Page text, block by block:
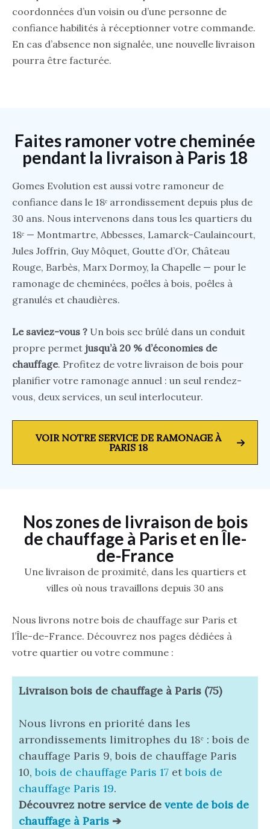
coordonnées d’un voisin ou d’une personne de
confiance habilités à réceptionner votre commande.
En cas d’absence non signalée, une nouvelle livraison
pourra être facturée.
Faites ramoner votre cheminée
pendant la livraison à Paris 18
Gomes Evolution est aussi votre ramoneur de
confiance dans le 18ᵉ arrondissement depuis plus de
30 ans. Nous intervenons dans tous les quartiers du
18ᵉ — Montmartre, Abbesses, Lamarck-Caulaincourt,
Jules Joffrin, Guy Môquet, Goutte d’Or, Château
Rouge, Barbès, Marx Dormoy, la Chapelle — pour le
ramonage de cheminées, poêles à bois, poêles à
granulés et chaudières.
Le saviez-vous ? Un bois sec brûlé dans un conduit
propre permet jusqu’à 20 % d’économies de
chauffage. Profitez de votre livraison de bois pour
planifier votre ramonage annuel : un seul rendez-
vous, deux services, un seul interlocuteur.
VOIR NOTRE SERVICE DE RAMONAGE À
PARIS 18
Nos zones de livraison de bois
de chauffage à Paris et en Île-
de-France
Une livraison de proximité, dans les quartiers et
villes où nous travaillons depuis 30 ans
Nous livrons notre bois de chauffage sur Paris et
l’Île-de-France. Découvrez nos pages dédiées à
votre quartier ou votre commune :
Livraison bois de chauffage à Paris (75)
Nous livrons en priorité dans les
arrondissements limitrophes du 18ᵉ : bois de
chauffage Paris 9, bois de chauffage Paris
10,bois de chauffage Paris 17etbois de
chauffage Paris 19.
Découvrez notre service de vente de bois de
chauffage à Paris➔